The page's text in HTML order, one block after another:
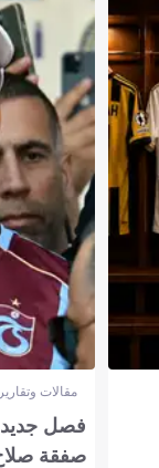
مقالات
فصل جديد
صفقة